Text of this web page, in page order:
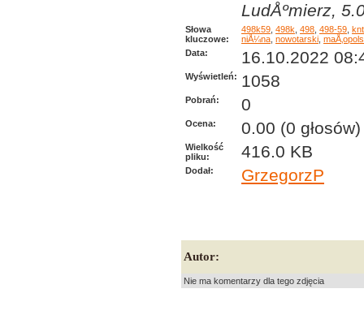
LudÅºmierz,
Słowa
kluczowe:
498k59 498k 498 498-59 knt
niÅ¼na nowotarski
Data:
16.10.2022
Wyświetleń: 1058
Pobrań: 0
Ocena: 0.00 (0 głosów)
Wielkość
pliku:
416.0 KB
Dodał: GrzegorzP
Autor:
Nie ma komentarzy dla tego zdjęcia